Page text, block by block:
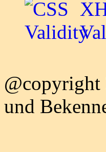
@copyright
und